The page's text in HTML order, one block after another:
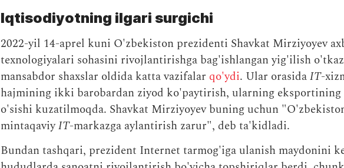
Iqtisodiyotning ilgari surgichi
2022-yil 14-aprel kuni O'zbekiston prezidenti Shavkat Mirziyoyev
texnologiyalari sohasini rivojlantirishga bag'ishlangan yig'ilish
mansabdor shaxslar oldida katta vazifalar qo'ydi. Ular orasidaIT-
hajmining ikki barobardan ziyod ko'paytirish, ularning
o'sishi kuzatilmoqda. Shavkat Mirziyoyev buning uchun
mintaqaviyIT-markazga aylantirish zarur", deb ta'kidladi.
Bundan tashqari, prezident Internet tarmog'iga ulanish maydonini